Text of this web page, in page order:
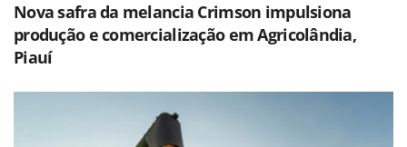
Nova safra da melancia Crimson impulsiona
produção e comercialização em Agricolândia,
Piauí